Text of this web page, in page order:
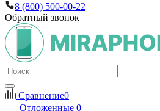
8 (800) 500-00-22
Обратный звонок
Сравнение0
Отложенные 0